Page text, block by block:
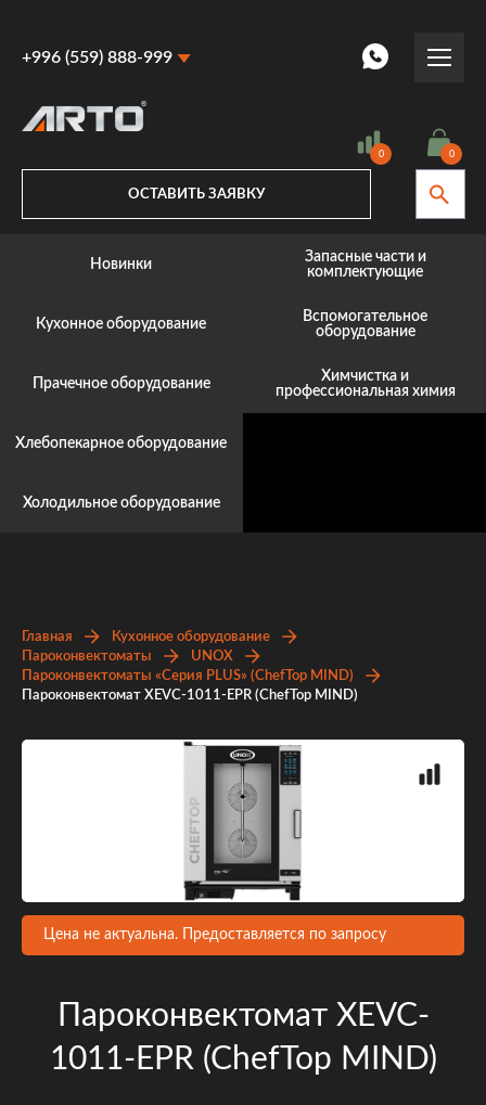
+996 (559) 888-999
+996 (559) 888-999
0 0
ОСТАВИТЬ ЗАЯВКУ
Новинки
Кухонное оборудование
Прачечное оборудование
Хлебопекарное оборудование
Холодильное оборудование
Запасные части и
комплектующие
Вспомогательное
оборудование
Химчистка и
профессиональная химия
Главная
Кухонное оборудование
Пароконвектоматы
UNOX
Пароконвектоматы «Серия PLUS» (ChefTop MIND)
Пароконвектомат XEVC-1011-EPR (ChefTop MIND)
Цена не актуальна. Предоставляется по запросу
Пароконвектомат XEVC-
1011-EPR (ChefTop MIND)